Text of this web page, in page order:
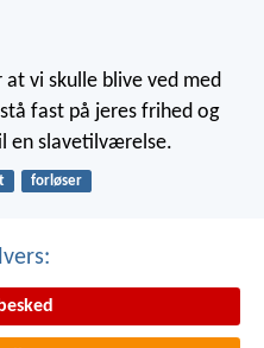
vi skulle blive ved med
fast på jeres frihed og
en slavetilværelse.
forløser